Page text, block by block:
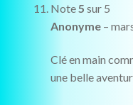
Note 5 sur 5
Anonyme –
Clé en main
une belle